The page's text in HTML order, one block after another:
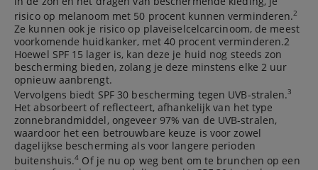
risico op melanoom met 50 procent kunnen verminderen.2
Ze kunnen ook je risico op plaveiselcelcarcinoom, de meest
voorkomende huidkanker, met 40 procent verminderen.2
Hoewel SPF 15 lager is, kan deze je huid nog steeds zon
bescherming bieden, zolang je deze minstens elke 2 uur
opnieuw aanbrengt.
Vervolgens biedt SPF 30 bescherming tegen UVB-stralen.3
Het absorbeert of reflecteert, afhankelijk van het type
zonnebrandmiddel, ongeveer 97% van de UVB-stralen,
waardoor het een betrouwbare keuze is voor zowel
dagelijkse bescherming als voor langere perioden
buitenshuis.4 Of je nu op weg bent om te brunchen op een